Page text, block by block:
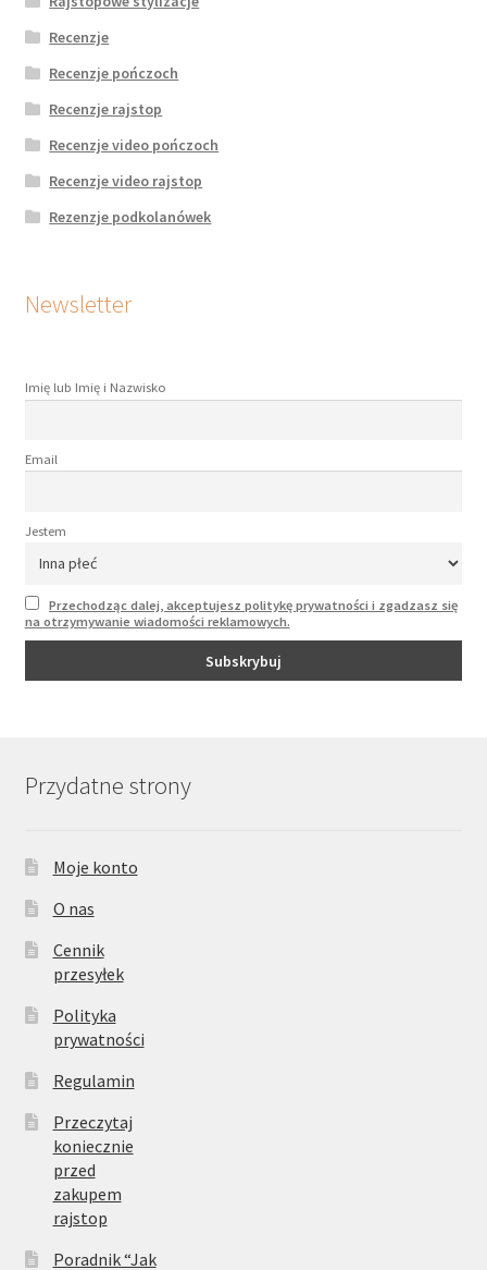
Recenzje
Recenzje pończoch
Recenzje rajstop
Recenzje video pończoch
Recenzje video rajstop
Rezenzje podkolanówek
Newsletter
Imię lub Imię i Nazwisko
Email
Jestem
Przechodząc dalej, akceptujesz politykę prywatności i zgadzasz się
na otrzymywanie wiadomości reklamowych.
Przydatne strony
Moje konto
O nas
Cennik
przesyłek
Polityka
prywatności
Regulamin
Przeczytaj
koniecznie
przed
zakupem
rajstop
Poradnik “Jak